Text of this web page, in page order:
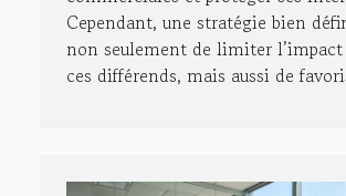
Cependant, une stratégie bien
non seulement de limiter
ces différends, mais aussi de